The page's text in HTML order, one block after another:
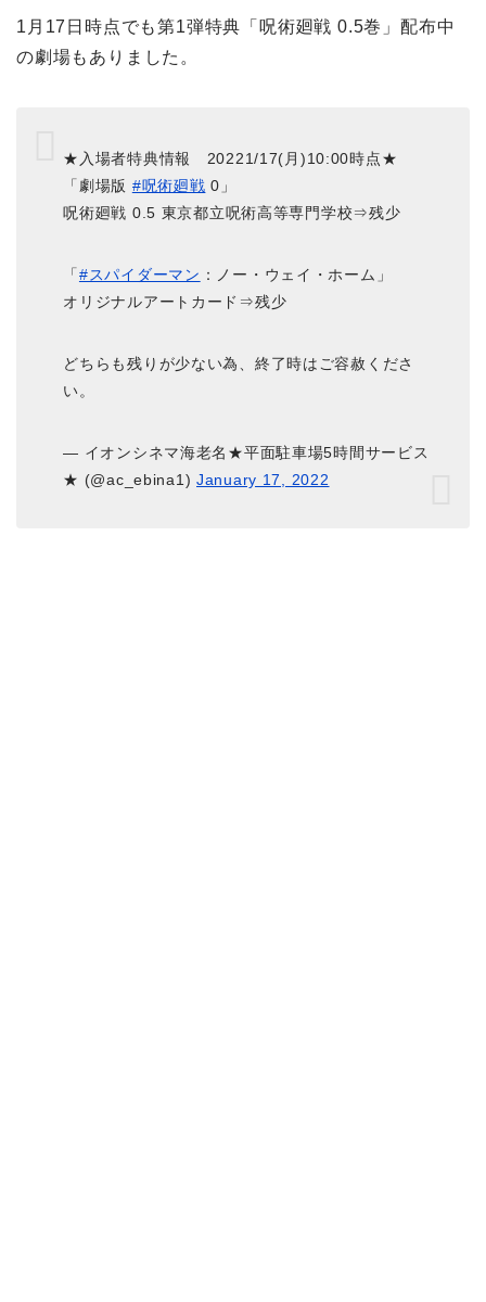
1月17日時点でも第1弾特典「呪術廻戦 0.5巻」配布中
の劇場もありました。
★入場者特典情報 20221/17(月)10:00時点★
「劇場版 #呪術廻戦 0」
呪術廻戦 0.5 東京都立呪術高等専門学校⇒残少
「#スパイダーマン ：ノー・ウェイ・ホーム」
オリジナルアートカード⇒残少
どちらも残りが少ない為、終了時はご容赦くださ
い。
— イオンシネマ海老名★平面駐車場5時間サービス
★ (@ac_ebina1) January 17, 2022